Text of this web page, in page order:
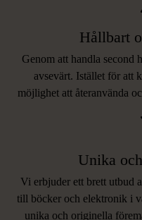
Hållbart
Genom att handla second
avsevärt. Istället för att
möjlighet att återanvända
Unika
Vi erbjuder ett brett utbud
till böcker och elektronik i
unika och originella